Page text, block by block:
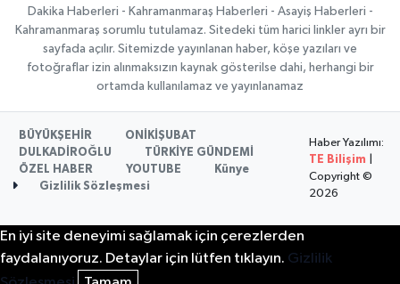
Dakika Haberleri - Kahramanmaraş Haberleri - Asayiş Haberleri -
Kahramanmaraş sorumlu tutulamaz. Sitedeki tüm harici linkler ayrı bir
sayfada açılır. Sitemizde yayınlanan haber, köşe yazıları ve
fotoğraflar izin alınmaksızın kaynak gösterilse dahi, herhangi bir
ortamda kullanılamaz ve yayınlanamaz
BÜYÜKŞEHİR
ONİKİŞUBAT
DULKADİROĞLU
TÜRKİYE GÜNDEMİ
ÖZEL HABER
YOUTUBE
Künye
Gizlilik Sözleşmesi
Haber Yazılımı:
TE Bilişim
Copyright ©
2026
En iyi site deneyimi sağlamak için çerezlerden
faydalanıyoruz. Detaylar için lütfen tıklayın. Gizlilik